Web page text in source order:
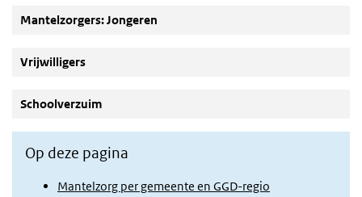
Mantelzorgers: Jongeren
Vrijwilligers
Schoolverzuim
Op deze pagina
Mantelzorg per gemeente en GGD-regio